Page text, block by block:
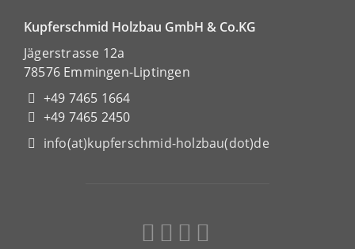
Kupferschmid Holzbau GmbH & Co.KG
Jägerstrasse 12a
78576 Emmingen-Liptingen
+49 7465 1664
+49 7465 2450
info(at)kupferschmid-holzbau(dot)de